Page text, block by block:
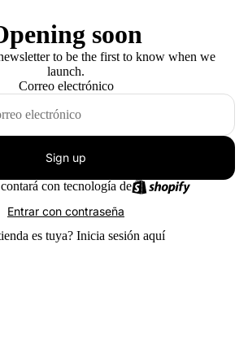
soon
to be the first to know when we
launch.
Correo electrónico
Sign up
con tecnología de
Entrar con contraseña
es tuya? Inicia sesión aquí